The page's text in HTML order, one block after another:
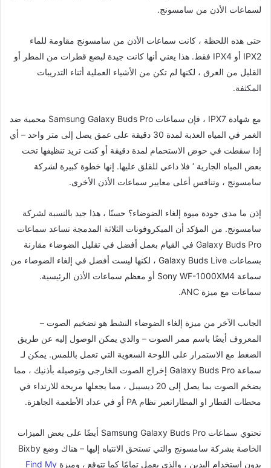
لسماعات الأذن من سامسونج.
حتى هذه اللحظة ، كانت سماعات الأذن من سامسونج مقاومة للماء
IPX2 أو IPX4 فقط. هذا يعني أنها كانت جيدة لبضع قطرات من المطر أو
القليل من العرق ، لكنها لم تكن من الأشياء العملية أثناء التدريبات
المكثفة.
مع شهادة IPX7 ، فإن سماعات Samsung Galaxy Buds Pro محمية ضد
الغمر في المياه العذبة لمدة 30 دقيقة على عمق يصل إلى متر واحد – أي
إذا سقطت في حوض الاستحمام لمدة دقيقة أو كنت تريد تنظيفها تحت
بعض المياه الجارية ‘ فلا داعي للقلق عليها. إنها خطوة كبيرة لشركة
سامسونج ، وتنافس أعلى معايير سماعات الأذن الأخرى.
إذن ما مدى جودة ميوة إلغاء الضوضاء؟ حسنًا ، هذا جيد بالنسبة لشركة
سامسونج. من المؤكد أن الميكروفونات الثلاثة المدمجة تساعد سماعات
Galaxy Buds Pro في القيام بعمل أفضل في تقليل الضوضاء مقارنة
بسماعات Galaxy Buds Live ، لكنها ليست أفضل في إلغاء الضوضاء من
سماعة Sony WF-1000XM4 أو معظم سماعات الأذن الرئيسية.
سماعات مع ميزة ANC.
الجانب الآخر من ميزة إلغاء الضوضاء النشط هو تضخيم الصوت –
المعروف أيضًا باسم ممر الصوت – والذي يمكن الوصول إليه عن طريق
الضغط مع الاستمرار على اللوحة السعوية التي تعمل باللمس. يمكن لـ
سماعة Galaxy Buds Pro إخراج الصوت الخارجي وتوصيله بأذنيك ، مما
يضخم الصوت بما يصل إلى 20 ديسيبل ، مما يجعلها مريحة للارتداء في
محطات القطار او المطاراتعبر نظام PA أو في عداد الأطعمة الجاهزة.
تحتوي سماعات Samsung Galaxy Buds Pro أيضًا على بعض الميزات
الخاصة بشركة سامسونج والتي تستحق الانتباه إليها – هناك وضع Bixby
بدون استخدام اليدين ، والذي يعمل تمامًا كما تتوقع ، وميزة Find My